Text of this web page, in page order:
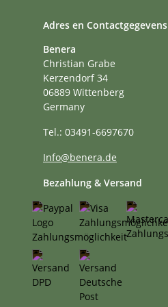
Adres en Contactgegevens
Benera
Christian Grabe
Kerzendorf 34
06889 Wittenberg
Germany
Tel.: 03491-6697670
Info@benera.de
Bezahlung & Versand